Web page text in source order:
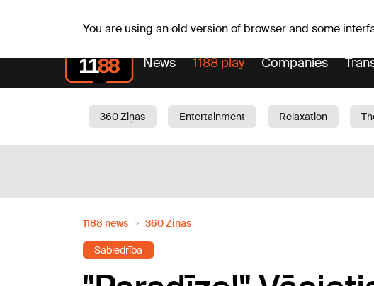
You are using an old version of browser and some
News 1188 play Companies
360 Ziņas Entertainment Relaxation
1188 news 360 Ziņas
Sabiedrība